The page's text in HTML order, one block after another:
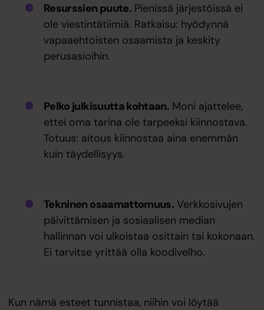
Resurssien puute.Pienissä järjestöissä ei
ole viestintätiimiä. Ratkaisu: hyödynnä
vapaaehtoisten osaamista ja keskity
perusasioihin.
Pelko julkisuutta kohtaan. Moni ajattelee,
ettei oma tarina ole tarpeeksi kiinnostava.
Totuus: aitous kiinnostaa aina enemmän
kuin täydellisyys.
Tekninen osaamattomuus. Verkkosivujen
päivittämisen ja sosiaalisen median
hallinnan voi ulkoistaa osittain tai kokonaan.
Ei tarvitse yrittää olla koodivelho.
Kun nämä esteet tunnistaa, niihin voi löytää